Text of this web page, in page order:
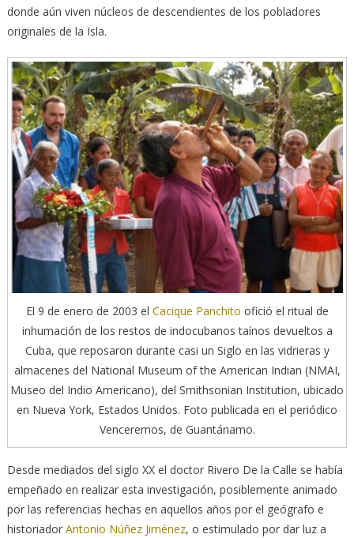
donde aún viven núcleos de descendientes de los pobladores
originales de la Isla.
El 9 de enero de 2003 el Cacique Panchito ofició el ritual de
inhumación de los restos de indocubanos taínos devueltos a
Cuba, que reposaron durante casi un Siglo en las vidrieras y
almacenes del Natio­nal Museum of the American Indian (NMAI,
Museo del Indio Americano), del Smithsonian Institution, ubicado
en Nueva York, Estados Unidos. Foto publicada en el periódico
Venceremos, de Guantánamo.
Desde mediados del siglo XX el doctor Rivero De la Calle se había
empeñado en realizar esta investigación, posiblemente animado
por las referencias hechas en aquellos años por el geógrafo e
historiador Antonio Núñez Jiménez, o estimulado por dar luz a